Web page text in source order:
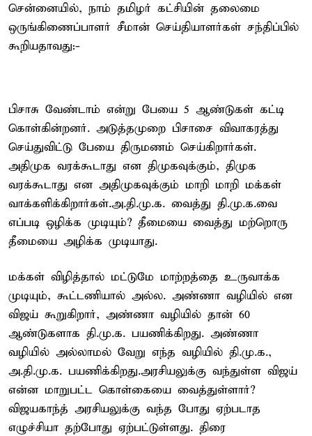
சென்னையில், நாம் தமிழர் கட்சியின் தலைமை
ஒருங்கிணைப்பாளர் சீமான் செய்தியாளர்கள் சந்திப்பில்
கூறியதாவது:-
பிசாசு வேண்டாம் என்று பேயை 5 ஆண்டுகள் கட்டி
கொள்கின்றனர். அடுத்தமுறை பிசாசை விவாகரத்து
செய்துவிட்டு பேயை திருமணம் செய்கிறார்கள்.
அதிமுக வரக்கூடாது என திமுகவுக்கும், திமுக
வரக்கூடாது என அதிமுகவுக்கும் மாறி மாறி மக்கள்
வாக்களிக்கிறார்கள்.அ.தி.மு.க. வைத்து தி.மு.க.வை
எப்படி ஒழிக்க முடியும்? தீமையை வைத்து மற்றொரு
தீமையை அழிக்க முடியாது.
மக்கள் விழித்தால் மட்டுமே மாற்றத்தை உருவாக்க
முடியும், கூட்டணியால் அல்ல. அண்ணா வழியில் என
விஜய் கூறுகிறார், அண்ணா வழியில் தான் 60
ஆண்டுகளாக தி.மு.க. பயணிக்கிறது. அண்ணா
வழியில் அல்லாமல் வேறு எந்த வழியில் தி.மு.க.,
அ.தி.மு.க. பயணிக்கிறது.அரசியலுக்கு வந்துள்ள விஜய்
என்ன மாறுபட்ட கொள்கையை வைத்துள்ளார்?
விஜயகாந்த் அரசியலுக்கு வந்த போது ஏற்படாத
எழுச்சியா தற்போது ஏற்பட்டுள்ளது. திரை